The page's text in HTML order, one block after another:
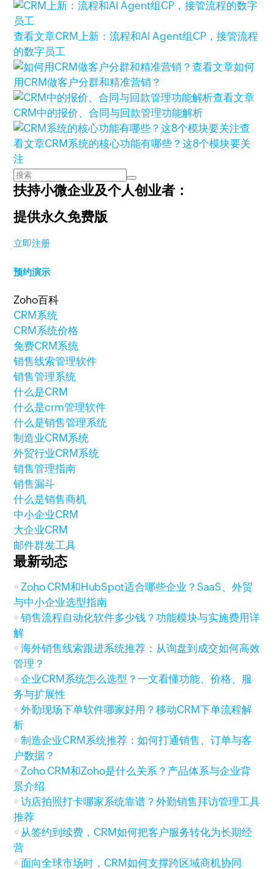
查看文章CRM上新：流程和AI Agent组CP，接管流程
的数字员工
查看文章如何
用CRM做客户分群和精准营销？
查看文章
CRM中的报价、合同与回款管理功能解析
查
看文章CRM系统的核心功能有哪些？这8个模块要关
注
扶持小微企业及个人创业者：
提供永久免费版
立即注册
预约演示
Zoho百科
CRM系统
CRM系统价格
免费CRM系统
销售线索管理软件
销售管理系统
什么是CRM
什么是crm管理软件
什么是销售管理系统
制造业CRM系统
外贸行业CRM系统
销售管理指南
销售漏斗
什么是销售商机
中小企业CRM
大企业CRM
邮件群发工具
最新动态
Zoho CRM和HubSpot适合哪些企业？SaaS、外贸
与中小企业选型指南
销售流程自动化软件多少钱？功能模块与实施费用详
解
海外销售线索跟进系统推荐：从询盘到成交如何高效
管理？
企业CRM系统怎么选型？一文看懂功能、价格、服
务与扩展性
外勤现场下单软件哪家好用？移动CRM下单流程解
析
制造企业CRM系统推荐：如何打通销售、订单与客
户数据？
Zoho CRM和Zoho是什么关系？产品体系与企业背
景介绍
访店拍照打卡哪家系统靠谱？外勤销售拜访管理工具
推荐
从签约到续费，CRM如何把客户服务转化为长期经
营
面向全球市场时，CRM如何支撑跨区域商机协同